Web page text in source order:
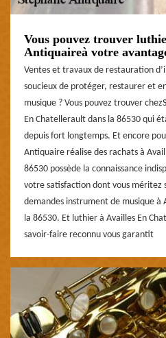
Vous pouvez trouver
Antiquaireà votre
Ventes et travaux de restauration
soucieux de protéger, restaurer et
musique ? Vous pouvez trouver
En Chatellerault dans la 86530 qui
depuis fort longtemps. Et encore
Antiquaire réalise des rachats à
86530 possède la connaissance
votre satisfaction dont vous méritez
demandes instrument de musique à
la 86530. Et luthier à Availles En
savoir-faire reconnu vous garantit